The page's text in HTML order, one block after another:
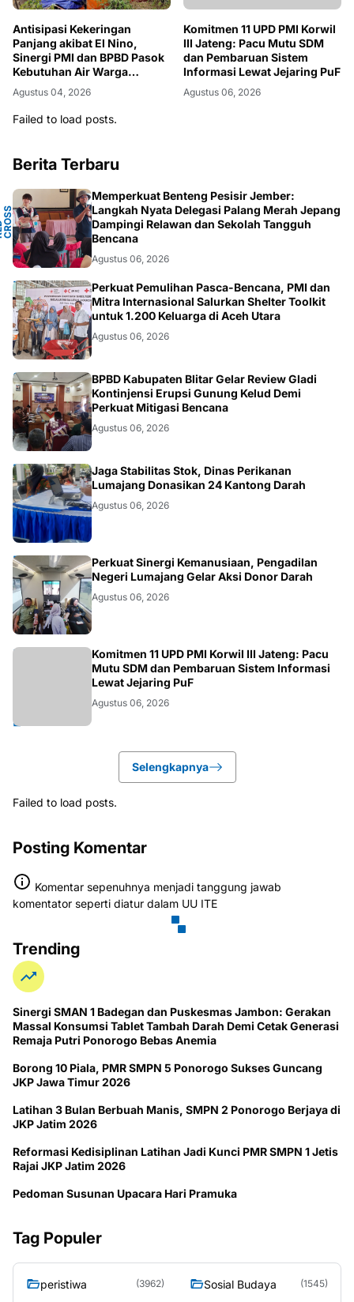
Antisipasi Kekeringan
Panjang akibat El Nino,
Sinergi PMI dan BPBD Pasok
Kebutuhan Air Warga
Ponorogo
Agustus 04, 2026
Komitmen 11 UPD PMI Korwil
III Jateng: Pacu Mutu SDM
dan Pembaruan Sistem
Informasi Lewat Jejaring PuF
Agustus 06, 2026
Failed to load posts.
Berita Terbaru
N
S
TY
Memperkuat Benteng Pesisir Jember:
Langkah Nyata Delegasi Palang Merah Jepang
Dampingi Relawan dan Sekolah Tangguh
Bencana
Agustus 06, 2026
ACEH
Perkuat Pemulihan Pasca-Bencana, PMI dan
Mitra Internasional Salurkan Shelter Toolkit
untuk 1.200 Keluarga di Aceh Utara
Agustus 06, 2026
BLITAR
BPBD Kabupaten Blitar Gelar Review Gladi
Kontinjensi Erupsi Gunung Kelud Demi
Perkuat Mitigasi Bencana
Agustus 06, 2026
JATIM
Jaga Stabilitas Stok, Dinas Perikanan
Lumajang Donasikan 24 Kantong Darah
Agustus 06, 2026
JATIM
Perkuat Sinergi Kemanusiaan, Pengadilan
Negeri Lumajang Gelar Aksi Donor Darah
Agustus 06, 2026
Komitmen 11 UPD PMI Korwil III Jateng: Pacu
Mutu SDM dan Pembaruan Sistem Informasi
Lewat Jejaring PuF
Agustus 06, 2026
Selengkapnya
Failed to load posts.
Posting Komentar
Komentar sepenuhnya menjadi tanggung jawab
komentator seperti diatur dalam UU ITE
Trending
Sinergi SMAN 1 Badegan dan Puskesmas Jambon: Gerakan
Massal Konsumsi Tablet Tambah Darah Demi Cetak Generasi
Remaja Putri Ponorogo Bebas Anemia
Borong 10 Piala, PMR SMPN 5 Ponorogo Sukses Guncang
JKP Jawa Timur 2026
Latihan 3 Bulan Berbuah Manis, SMPN 2 Ponorogo Berjaya di
JKP Jatim 2026
Reformasi Kedisiplinan Latihan Jadi Kunci PMR SMPN 1 Jetis
Rajai JKP Jatim 2026
Pedoman Susunan Upacara Hari Pramuka
Tag Populer
peristiwa (3962) Sosial Budaya (1545)